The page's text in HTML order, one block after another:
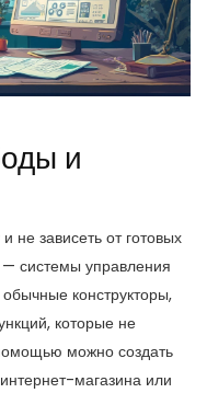
и
не зависеть от готовых
— системы управления
конструкторы,
которые не
можно создать
магазина или